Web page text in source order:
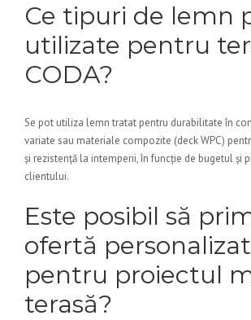
Ce tipuri de lemn
utilizate pentru
CODA?
Se pot utiliza lemn tratat pentru durabilitate în
variate sau materiale compozite (deck WPC)
și rezistență la intemperii, în funcție de bugetul și
clientului.
Este posibil să
ofertă
pentru proiectul
terasă?